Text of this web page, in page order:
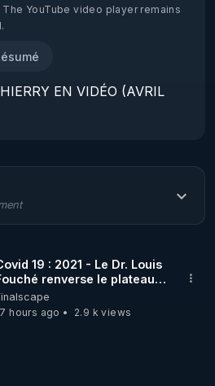
YouTube video player remains
EN VIDÉO (AVRIL
MAGAZINE
numéros que vous avez
19 : 2021 - Le Dr. Louis
renverse le plateau
CNews !
hours ago
2.9 k views